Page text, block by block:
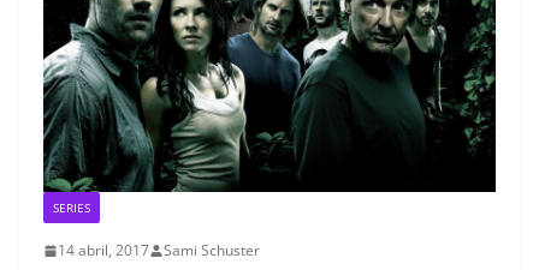
SERIES
14 abril, 2017 Sami Schuster